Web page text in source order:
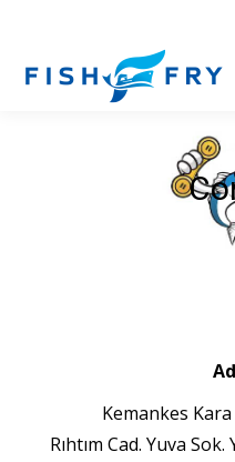
Kemankes
Rıhtım Cad. Yuva